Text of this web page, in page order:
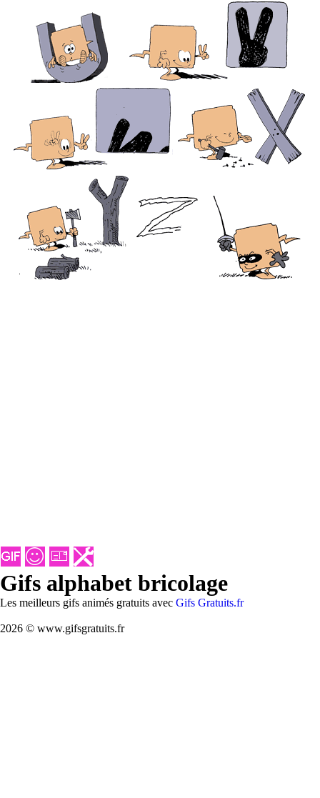
Gifs alphabet bricolage
Les meilleurs gifs animés gratuits avec Gifs Gratuits.fr
2026 © www.gifsgratuits.fr